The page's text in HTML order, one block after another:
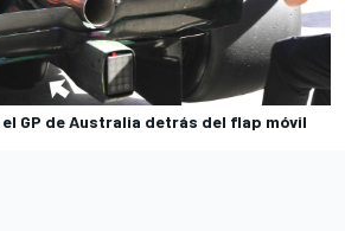
GP de Australia detrás del flap móvil